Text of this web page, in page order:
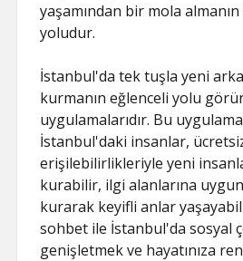
yaşamından bir mola
yoludur.
İstanbul'da tek tuşla yeni
kurmanın eğlenceli yolu
uygulamalarıdır. Bu
İstanbul'daki insanlar,
erişilebilirlikleriyle yeni
kurabilir, ilgi alanlarına
kurarak keyifli anlar
sohbet ile İstanbul'da sosyal
genişletmek ve hayatınıza